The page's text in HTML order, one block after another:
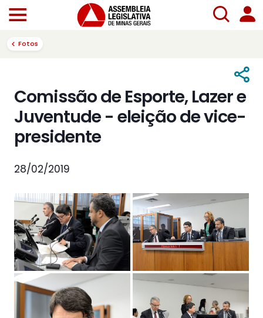
Fotos
Comissão de Esporte, Lazer e
Juventude - eleição de vice-
presidente
28/02/2019